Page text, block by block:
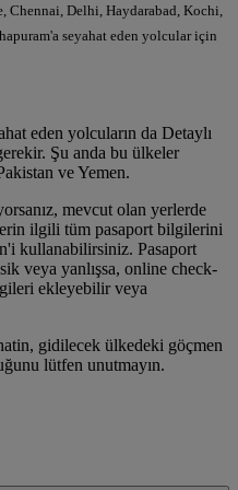
Chennai, Delhi, Haydarabad, Kochi,
seyahat eden yolcular için
eden yolcuların da Detaylı
Şu anda bu ülkeler
ve Yemen.
mevcut olan yerlerde
ilgili tüm pasaport bilgilerini
kullanabilirsiniz. Pasaport
veya yanlışsa, online check-
ekleyebilir veya
gidilecek ülkedeki göçmen
lütfen unutmayın.